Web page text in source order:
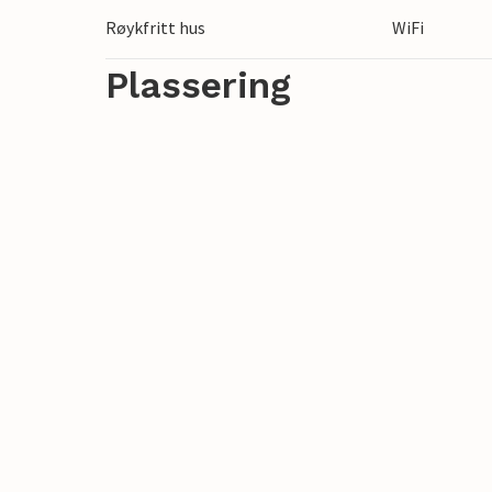
Vær oppmerksom på at denne
personer med nedsatt mobilitet.
Røykfritt hus
WiFi
Plassering